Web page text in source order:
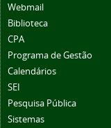
Webmail
Biblioteca
CPA
Programa de Gestão
Calendários
SEI
Pesquisa Pública
Sistemas